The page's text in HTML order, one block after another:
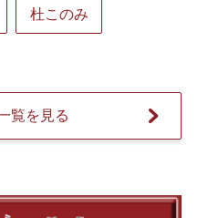
杜このみ
覧を見る